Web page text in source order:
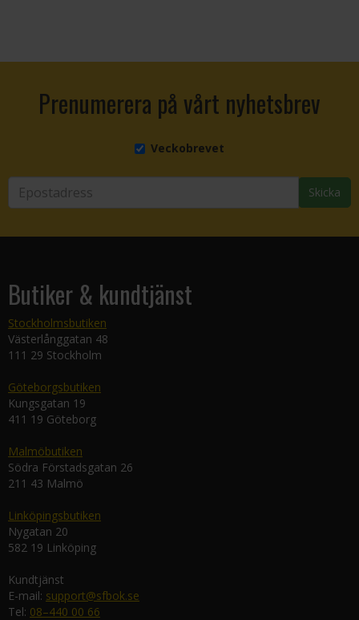
Prenumerera på vårt nyhetsbrev
Veckobrevet
Skicka
Butiker & kundtjänst
Stockholmsbutiken
Västerlånggatan 48
111 29 Stockholm
Göteborgsbutiken
Kungsgatan 19
411 19 Göteborg
Malmöbutiken
Södra Förstadsgatan 26
211 43 Malmö
Linköpingsbutiken
Nygatan 20
582 19 Linköping
Kundtjänst
E-mail: support@sfbok.se
Tel: 08–440 00 66